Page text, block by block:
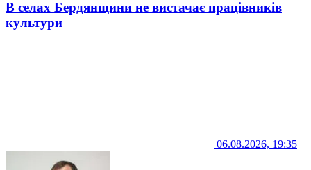
В селах Бердянщини не вистачає працівників
культури
06.08.2026, 19:35